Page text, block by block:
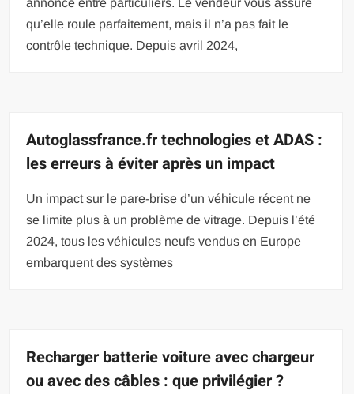
annonce entre particuliers. Le vendeur vous assure
qu’elle roule parfaitement, mais il n’a pas fait le
contrôle technique. Depuis avril 2024,
Autoglassfrance.fr technologies et ADAS :
les erreurs à éviter après un impact
Un impact sur le pare-brise d’un véhicule récent ne
se limite plus à un problème de vitrage. Depuis l’été
2024, tous les véhicules neufs vendus en Europe
embarquent des systèmes
Recharger batterie voiture avec chargeur
ou avec des câbles : que privilégier ?